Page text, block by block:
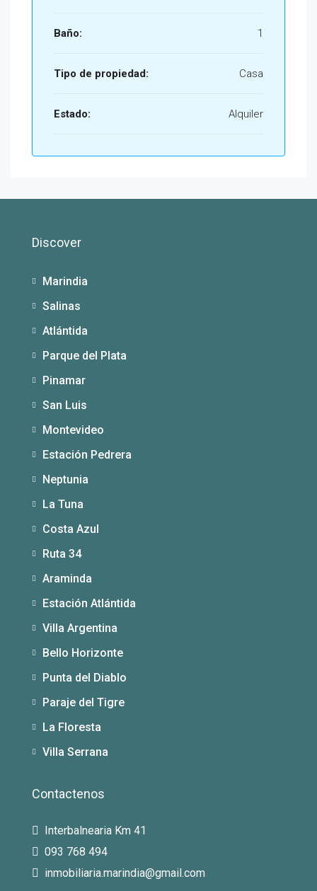
Baño: 1
Tipo de propiedad: Casa
Estado: Alquiler
Discover
Marindia
Salinas
Atlántida
Parque del Plata
Pinamar
San Luis
Montevideo
Estación Pedrera
Neptunia
La Tuna
Costa Azul
Ruta 34
Araminda
Estación Atlántida
Villa Argentina
Bello Horizonte
Punta del Diablo
Paraje del Tigre
La Floresta
Villa Serrana
Contactenos
Interbalnearia Km 41
093 768 494
inmobiliaria.marindia@gmail.com